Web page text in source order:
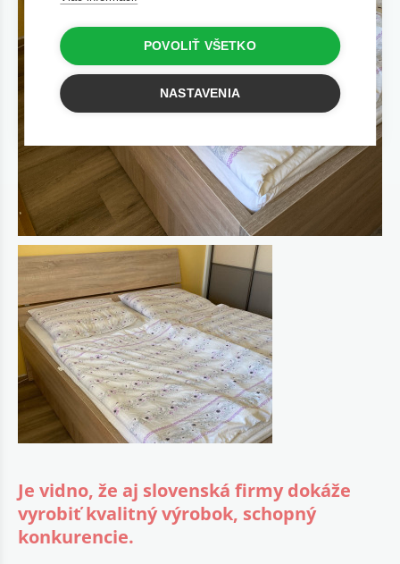
Je vidno, že aj slovenská firmy dokáže
vyrobiť kvalitný výrobok, schopný
konkurencie.
POVOLIŤ VŠETKO
NASTAVENIA